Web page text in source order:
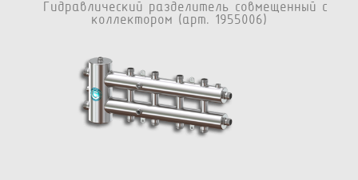
Гидравлический разделитель совмещенный с
коллектором (арт. 1955006)